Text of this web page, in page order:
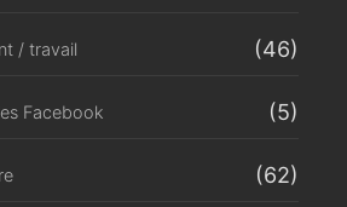
/ travail (46)
Facebook (5)
(62)